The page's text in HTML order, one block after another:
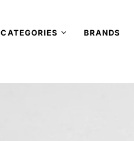
CATEGORIES BRANDS